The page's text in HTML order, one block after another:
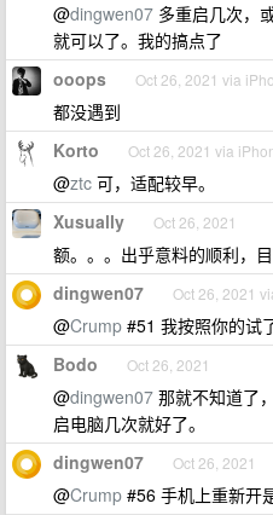
@dingwen07 多重启几次，
就可以了。我的搞点了
ooops Oct 26, 2021 via
都没遇到
Korto Oct 26, 2021 via
@ztc 可，适配较早。
Xusually Oct 26, 2021
额。。。出乎意料的顺利，
dingwen07 Oct 26, 2021
@Crump #51 我按照你的试
Bodo Oct 26, 2021
@dingwen07 那就不知道了
启电脑几次就好了。
dingwen07 Oct 26, 2021
@Crump #56 手机上重新开